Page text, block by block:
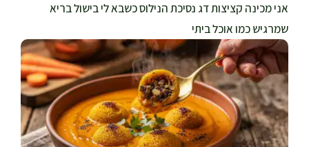
אני מכינה קציצות דג נסיכת הנילוס כשבא לי בישול בריא
שמרגיש כמו אוכל ביתי